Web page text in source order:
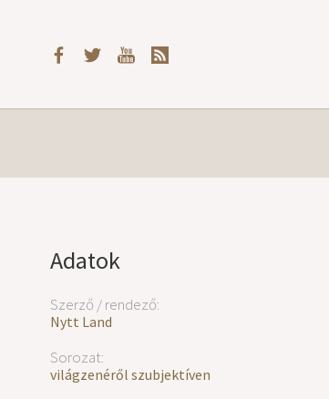
Adatok
Szerző / rendező:
Nytt Land
Sorozat:
világzenéről szubjektíven